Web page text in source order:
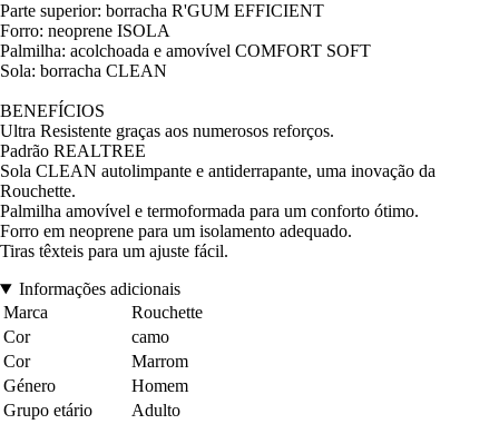
Parte superior: borracha R'GUM EFFICIENT
Forro: neoprene ISOLA
Palmilha: acolchoada e amovível COMFORT SOFT
Sola: borracha CLEAN
BENEFÍCIOS
Ultra Resistente graças aos numerosos reforços.
Padrão REALTREE
Sola CLEAN autolimpante e antiderrapante, uma inovação da
Rouchette.
Palmilha amovível e termoformada para um conforto ótimo.
Forro em neoprene para um isolamento adequado.
Tiras têxteis para um ajuste fácil.
Informações adicionais
Marca
Rouchette
Cor
camo
Cor
Marrom
Género
Homem
Grupo etário
Adulto